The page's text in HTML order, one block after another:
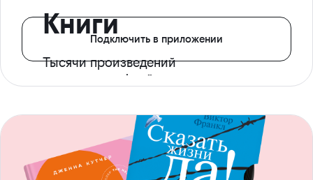
Книги
Тысячи произведений
с доступом офлайн
Подключить в приложении